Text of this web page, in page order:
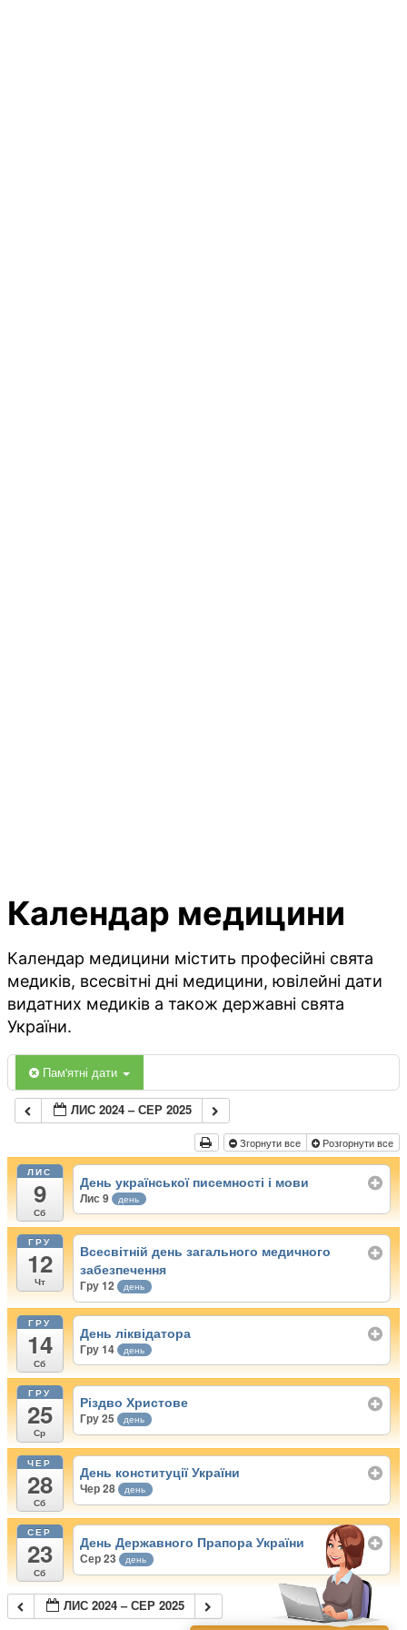
Календар медицини
Календар медицини містить професійні свята
медиків, всесвітні дні медицини, ювілейні дати
видатних медиків а також державні свята
України.
Пам'ятні дати
ЛИС 2024 – СЕР 2025
Згорнути все Розгорнути все
ЛИС
9
Сб
День української писемності і мови
Лис 9 день
ГРУ
12
Чт
Всесвітній день загального медичного
забезпечення
Гру 12 день
ГРУ
14
Сб
День ліквідатора
Гру 14 день
ГРУ
25
Ср
Різдво Христове
Гру 25 день
ЧЕР
28
Сб
День конституції України
Чер 28 день
СЕР
23
Сб
День Державного Прапора України
Сер 23 день
ЛИС 2024 – СЕР 2025